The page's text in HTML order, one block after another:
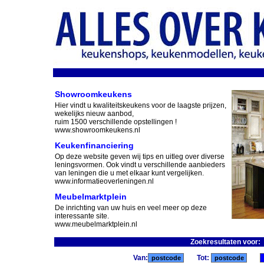
Showroomkeukens
Hier vindt u kwaliteitskeukens voor de laagste prijzen,
wekelijks nieuw aanbod,
ruim 1500 verschillende opstellingen !
www.showroomkeukens.nl
Keukenfinanciering
Op deze website geven wij tips en uitleg over diverse
leningsvormen. Ook vindt u verschillende aanbieders
van leningen die u met elkaar kunt vergelijken.
www.informatieoverleningen.nl
Meubelmarktplein
De inrichting van uw huis en veel meer op deze
interessante site.
www.meubelmarktplein.nl
Zoekresultaten voor:
Van: Tot: